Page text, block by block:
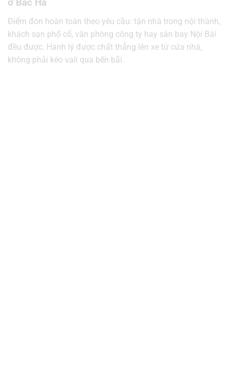
Điểm đón hoàn toàn theo yêu cầu: tận nhà trong nội thành,
khách sạn phố cổ, văn phòng công ty hay sân bay Nội Bài
đều được. Hành lý được chất thẳng lên xe từ cửa nhà,
không phải kéo vali qua bến bãi.